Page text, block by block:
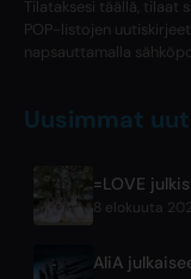
Tilataksesi täällä, tilaat
POP-listojen
napsauttamalla
Uusimmat
8 elokuuta